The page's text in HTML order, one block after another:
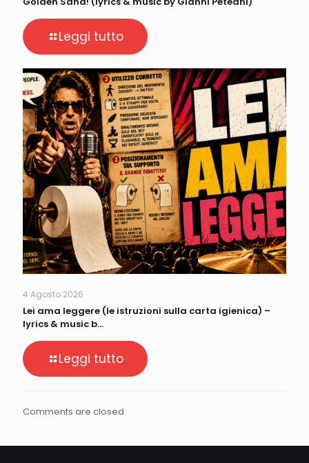
Leggi tutto
4 Agosto 2026
Lei ama leggere (le istruzioni sulla carta igienica) –
lyrics & music b…
Leggi tutto
Comments are closed.